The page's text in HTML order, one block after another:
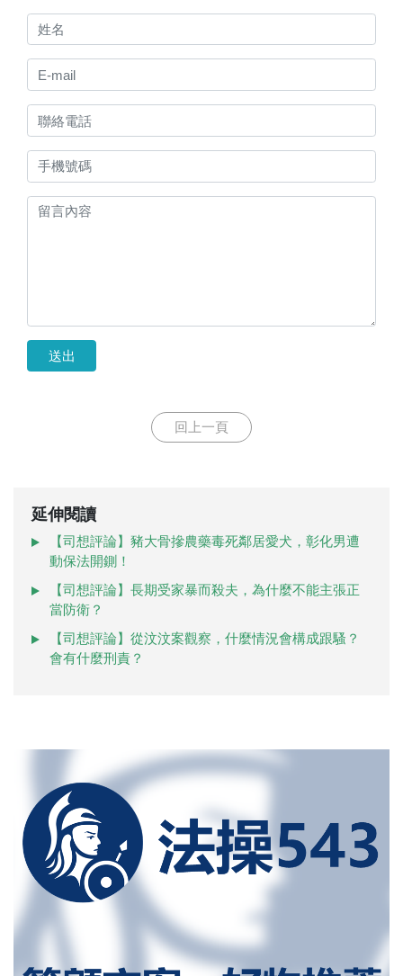
送出
回上一頁
延伸閱讀
【司想評論】豬大骨摻農藥毒死鄰居愛犬，彰化男遭
動保法開鍘！
【司想評論】長期受家暴而殺夫，為什麼不能主張正
當防衛？
【司想評論】從汶汶案觀察，什麼情況會構成跟騷？
會有什麼刑責？